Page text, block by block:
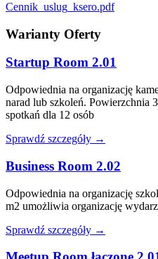
Cennik_uslug_ksero.pdf
Warianty Oferty
Startup Room 2.01
Odpowiednia na organizację
narad lub szkoleń. Powierzchnia
spotkań dla 12 osób
Sprawdź szczegóły →
Business Room 2.02
Odpowiednia na organizację
m2 umożliwia organizację
Sprawdź szczegóły →